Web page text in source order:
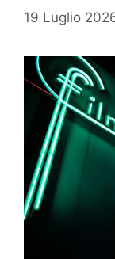
19 Luglio